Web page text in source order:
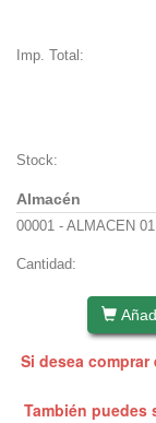
Imp. Total:
Stock:
Almacén
00001 - ALMACEN 01
Cantidad:
Si desea
También